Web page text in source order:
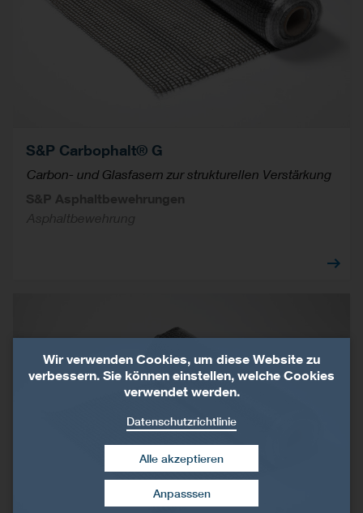
S&P Carbophalt® G
Carbon- und Glasfasern zur strukturellen Verstärkung
S&P Asphaltbewehrungen
Asphaltbewehrung
Wir verwenden Cookies, um diese Website zu
verbessern. Sie können einstellen, welche Cookies
verwendet werden.
Datenschutzrichtlinie
Alle akzeptieren
Zustimmung widerrufen
Anpasssen